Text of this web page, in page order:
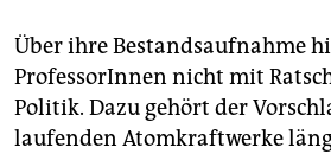
Über ihre Bestandsaufnahme
ProfessorInnen nicht mit
Politik. Dazu gehört der
laufenden Atomkraftwerke